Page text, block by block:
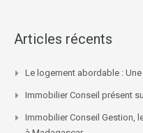
Articles récents
Le logement abordable :
Immobilier Conseil présent
Immobilier Conseil Gestion,